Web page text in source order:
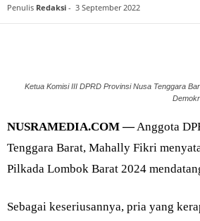
Penulis Redaksi - 3 September 2022
Ketua Komisi III DPRD Provinsi Nusa Tenggara
NUSRAMEDIA.COM —Anggota
Tenggara Barat, Mahally Fikri
Pilkada Lombok Barat 2024
Sebagai keseriusannya, pria yang